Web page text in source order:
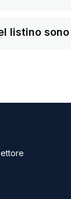
listino